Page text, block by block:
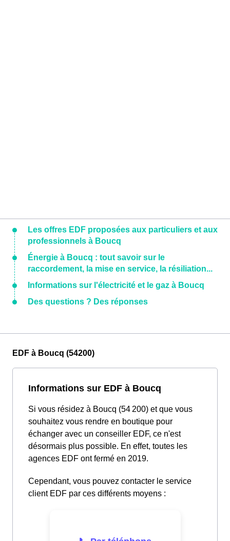
Les offres EDF proposées aux particuliers et aux
professionnels à Boucq
Énergie à Boucq : tout savoir sur le
raccordement, la mise en service, la résiliation...
Informations sur l'électricité et le gaz à Boucq
Des questions ? Des réponses
EDF à Boucq (54200)
Informations sur EDF à Boucq
Si vous résidez à Boucq (54 200) et que vous
souhaitez vous rendre en boutique pour
échanger avec un conseiller EDF, ce n'est
désormais plus possible. En effet, toutes les
agences EDF ont fermé en 2019.
Cependant, vous pouvez contacter le service
client EDF par ces différents moyens :